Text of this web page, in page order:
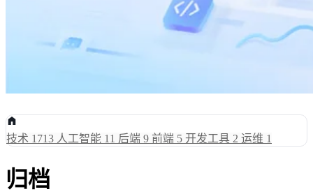
技术 1713 人工智能 11 后端 9 前端 5 开发工具 2 运维 1
归档